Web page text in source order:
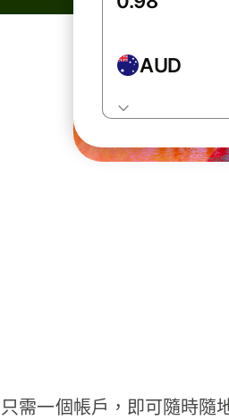
AUD
只需一個帳戶，即可隨時隨